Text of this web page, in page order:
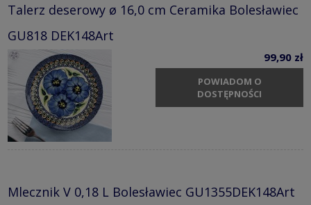
Talerz deserowy ø 16,0 cm Ceramika Bolesławiec
GU818 DEK148Art
99,90 zł
POWIADOM O
DOSTĘPNOŚCI
Mlecznik V 0,18 L Bolesławiec GU1355DEK148Art